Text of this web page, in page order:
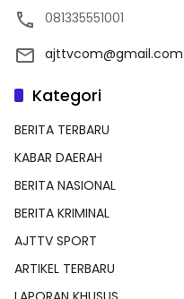
081335551001
ajttvcom@gmail.com
Kategori
BERITA TERBARU
KABAR DAERAH
BERITA NASIONAL
BERITA KRIMINAL
AJTTV SPORT
ARTIKEL TERBARU